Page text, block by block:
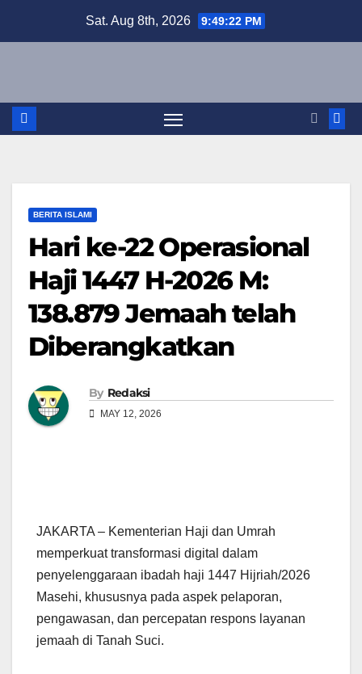
Sat. Aug 8th, 2026 9:49:23 PM
BERITA ISLAMI
Hari ke-22 Operasional
Haji 1447 H-2026 M:
138.879 Jemaah telah
Diberangkatkan
By Redaksi
MAY 12, 2026
JAKARTA – Kementerian Haji dan Umrah
memperkuat transformasi digital dalam
penyelenggaraan ibadah haji 1447 Hijriah/2026
Masehi, khususnya pada aspek pelaporan,
pengawasan, dan percepatan respons layanan
jemaah di Tanah Suci.